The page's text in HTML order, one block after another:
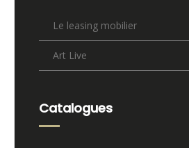
Le leasing mobilier
Art Live
Catalogues